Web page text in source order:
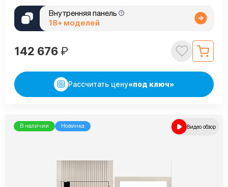
Внутренняя панель
18+ моделей
142 676 ₽
Рассчитать цену«под ключ»
В наличии Новинка Видео обзор